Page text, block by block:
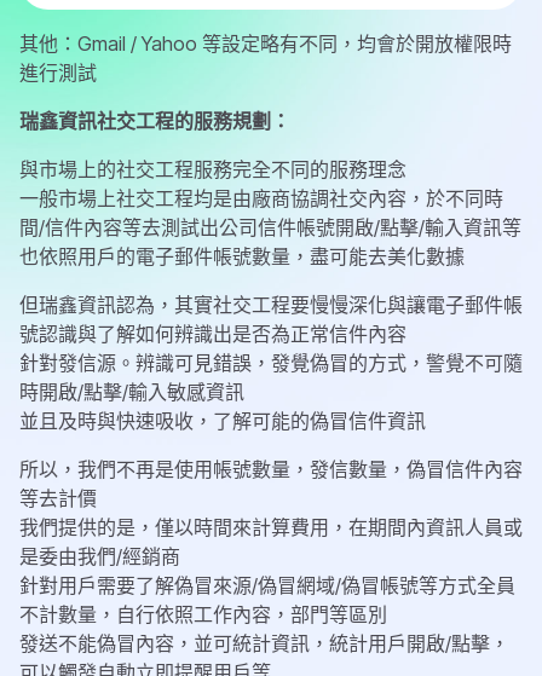
其他：Gmail / Yahoo 等設定略有不同，均會於開放權限時
進行測試
瑞鑫資訊社交工程的服務規劃：
與市場上的社交工程服務完全不同的服務理念
一般市場上社交工程均是由廠商協調社交內容，於不同時
間/信件內容等去測試出公司信件帳號開啟/點擊/輸入資訊等
也依照用戶的電子郵件帳號數量，盡可能去美化數據
但瑞鑫資訊認為，其實社交工程要慢慢深化與讓電子郵件帳
號認識與了解如何辨識出是否為正常信件內容
針對發信源。辨識可見錯誤，發覺偽冒的方式，警覺不可隨
時開啟/點擊/輸入敏感資訊
並且及時與快速吸收，了解可能的偽冒信件資訊
所以，我們不再是使用帳號數量，發信數量，偽冒信件內容
等去計價
我們提供的是，僅以時間來計算費用，在期間內資訊人員或
是委由我們/經銷商
針對用戶需要了解偽冒來源/偽冒網域/偽冒帳號等方式全員
不計數量，自行依照工作內容，部門等區別
發送不能偽冒內容，並可統計資訊，統計用戶開啟/點擊，